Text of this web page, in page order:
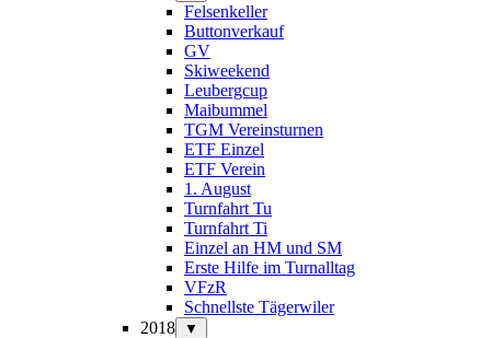
Felsenkeller
Buttonverkauf
GV
Skiweekend
Leubergcup
Maibummel
TGM Vereinsturnen
ETF Einzel
ETF Verein
1. August
Turnfahrt Tu
Turnfahrt Ti
Einzel an HM und SM
Erste Hilfe im Turnalltag
VFzR
Schnellste Tägerwiler
2018
▼